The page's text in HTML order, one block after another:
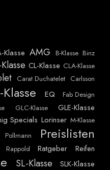
Klasse AMG B-Klasse Binz
CL-Klasse CLA-Klasse
Carat Duchatelet Carlsson
Klasse EQ Fab Design
GLC-Klasse GLE-Klasse
Specials Lorinser M-Klasse
Pollmann Preislisten
Rappold Ratgeber Reifen
SL-Klasse SLK-Klasse